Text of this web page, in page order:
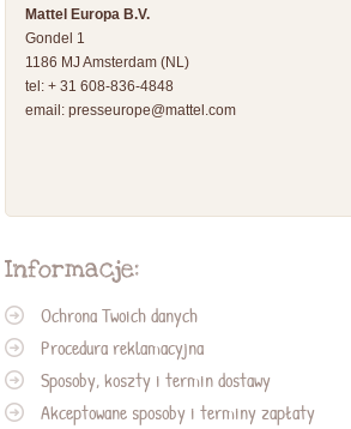
Mattel Europa B.V.
Gondel 1
1186 MJ Amsterdam (NL)
tel: + 31 608-836-4848
email: presseurope@mattel.com
Informacje:
Ochrona Twoich danych
Procedura reklamacyjna
Sposoby, koszty i termin dostawy
Akceptowane sposoby i terminy zapłaty